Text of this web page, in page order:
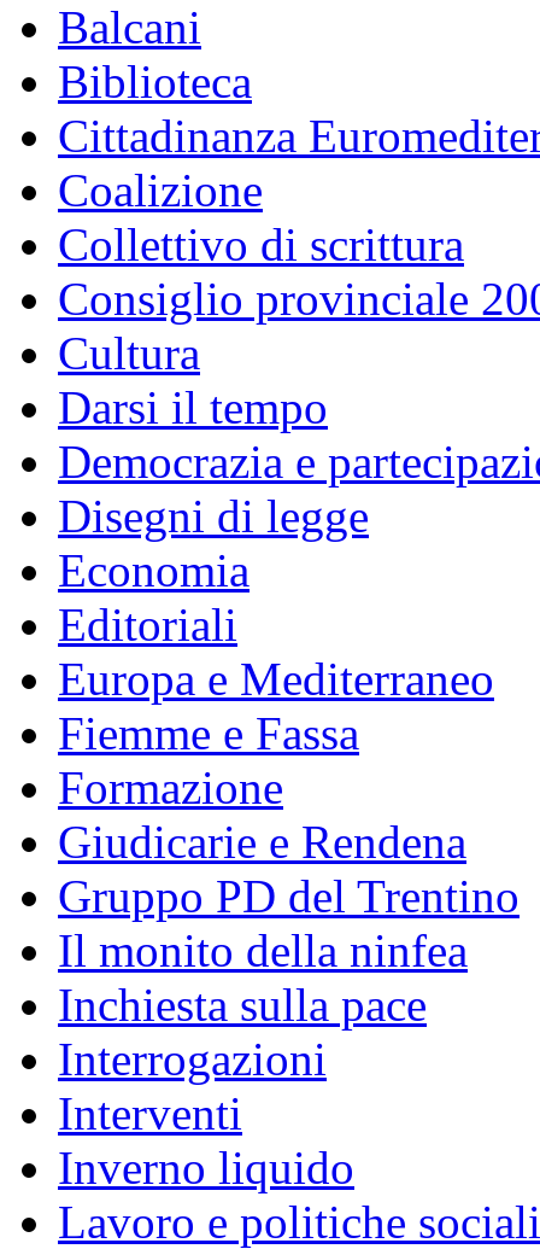
Balcani
Biblioteca
Cittadinanza
Coalizione
Collettivo di scrittura
Consiglio provinciale
Cultura
Darsi il tempo
Democrazia e
Disegni di legge
Economia
Editoriali
Europa e Mediterraneo
Fiemme e Fassa
Formazione
Giudicarie e Rendena
Gruppo PD del Trentino
Il monito della ninfea
Inchiesta sulla pace
Interrogazioni
Interventi
Inverno liquido
Lavoro e politiche sociali